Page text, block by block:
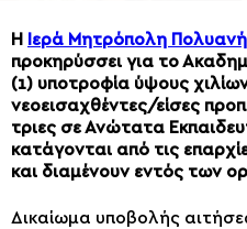
Η
Ιερά Μητρόπολη
προκηρύσσει για το
(1) υποτροφία ύψους
νεοεισαχθέντες/είσες
τριες σε Ανώτατα
κατάγονται από τις
και διαμένουν εντός των
Δικαίωμα υποβολής